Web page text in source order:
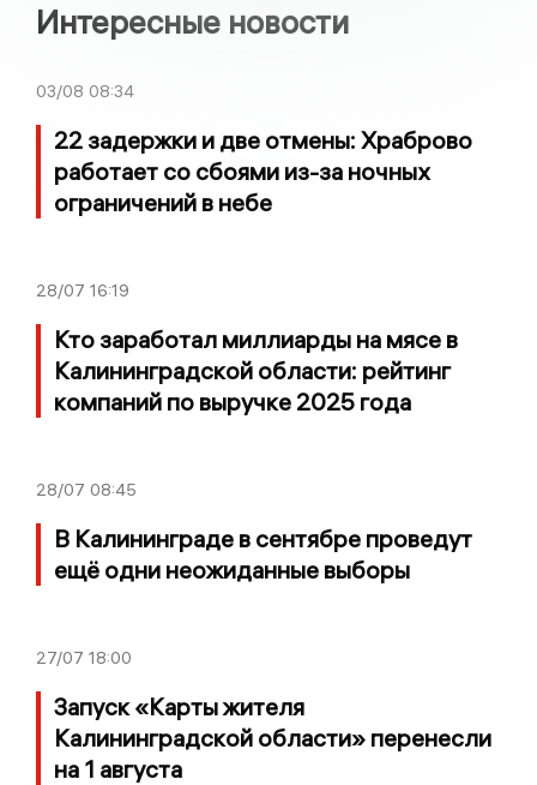
Интересные новости
03/08 08:34
22 задержки и две отмены: Храброво
работает со сбоями из-за ночных
ограничений в небе
28/07 16:19
Кто заработал миллиарды на мясе в
Калининградской области: рейтинг
компаний по выручке 2025 года
28/07 08:45
В Калининграде в сентябре проведут
ещё одни неожиданные выборы
27/07 18:00
Запуск «Карты жителя
Калининградской области» перенесли
на 1 августа